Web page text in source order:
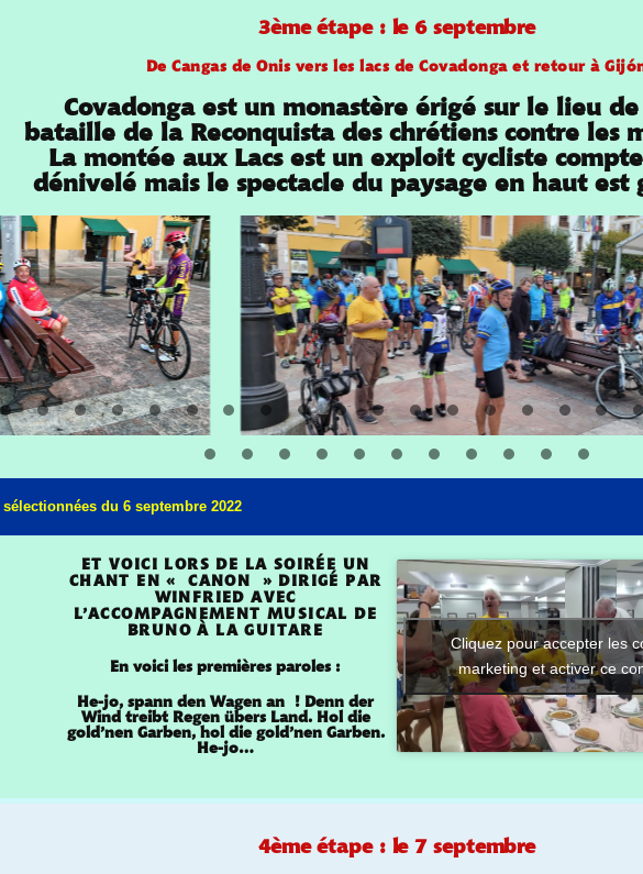
3ème étape : le 6 septembre
De Cangas de Onis vers les lacs de Covadonga et retour à
Covadonga est un monastère érigé sur le lieu
bataille de la Reconquista des chrétiens contre les
La montée aux Lacs est un exploit cycliste
dénivelé mais le spectacle du paysage en haut est
du 6 septembre 2022
ET VOICI LORS DE LA SOIRÉE UN
CHANT EN « CANON » DIRIGÉ PAR
WINFRIED AVEC
L’ACCOMPAGNEMENT MUSICAL DE
BRUNO À LA GUITARE
En voici les premières paroles :
He-jo, spann den Wagen an ! Denn der
Wind treibt Regen übers Land. Hol die
gold’nen Garben, hol die gold’nen Garben.
He-jo…
Cliquez pour accepter les
marketing et activer ce
4ème étape : le 7 septembre